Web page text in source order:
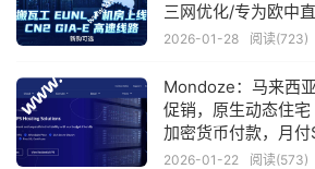
三网优化/专为欧中
2026-01-28 阅读(723)
Mondoze：马来西
促销，原生动态住
加密货币付款，月
2026-01-22 阅读(573)